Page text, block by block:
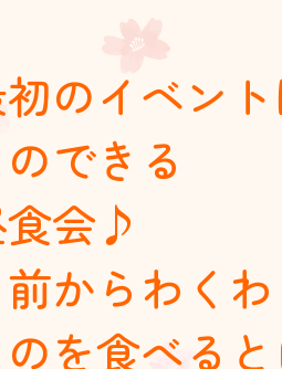
のイベン
できる
食会♪
からわく
を食べる